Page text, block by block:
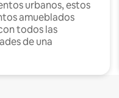
urbanos, estos
amueblados
todos las
de una